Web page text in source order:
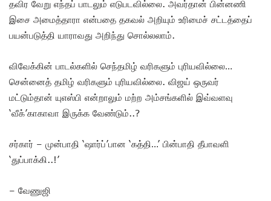
தவிர வேறு எந்தப் பாடலும் எடுபடவில்லை. அவர்தான் பின்னணி
இசை அமைத்தாரா என்பதை தகவல் அறியும் உரிமைச் சட்டத்தைப்
பயன்படுத்தி யாராவது அறிந்து சொல்லலாம்.
விவேக்கின் பாடல்களில் செந்தமிழ் வரிகளும் புரியவில்லை…
சென்னைத் தமிழ் வரிகளும் புரியவில்லை. விஜய் ஒருவர்
மட்டும்தான் யுஎஸ்பி என்றாலும் மற்ற அம்சங்களில் இவ்வளவு
‘வீக்’காகாவா இருக்க வேண்டும்..?
சர்கார் – முன்பாதி ‘ஷார்ப்’பான ‘கத்தி…’ பின்பாதி தீபாவளி
‘துப்பாக்கி..!’
– வேணுஜி